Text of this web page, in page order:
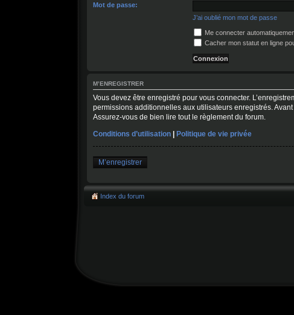
Mot de passe:
J’ai oublié mon mot de passe
Me connecter
Cacher mon statut en ligne
M’ENREGISTRER
Vous devez être enregistré pour vous connecter.
permissions additionnelles aux utilisateurs enregistrés.
Assurez-vous de bien lire tout le règlement du forum.
Conditions d’utilisation | Politique de vie privée
M’enregistrer
Index du forum